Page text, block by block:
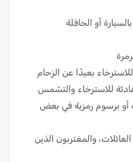
بعيدًا عن الزحام
للاسترخاء والتشمس
أو برسوم رمزية في بعض
والمغتربون الذين